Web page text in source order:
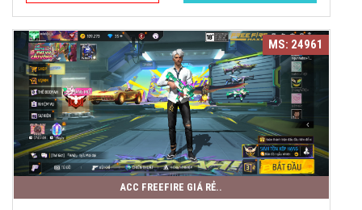
MS: 24961
ACC FREEFIRE GIÁ RẺ..